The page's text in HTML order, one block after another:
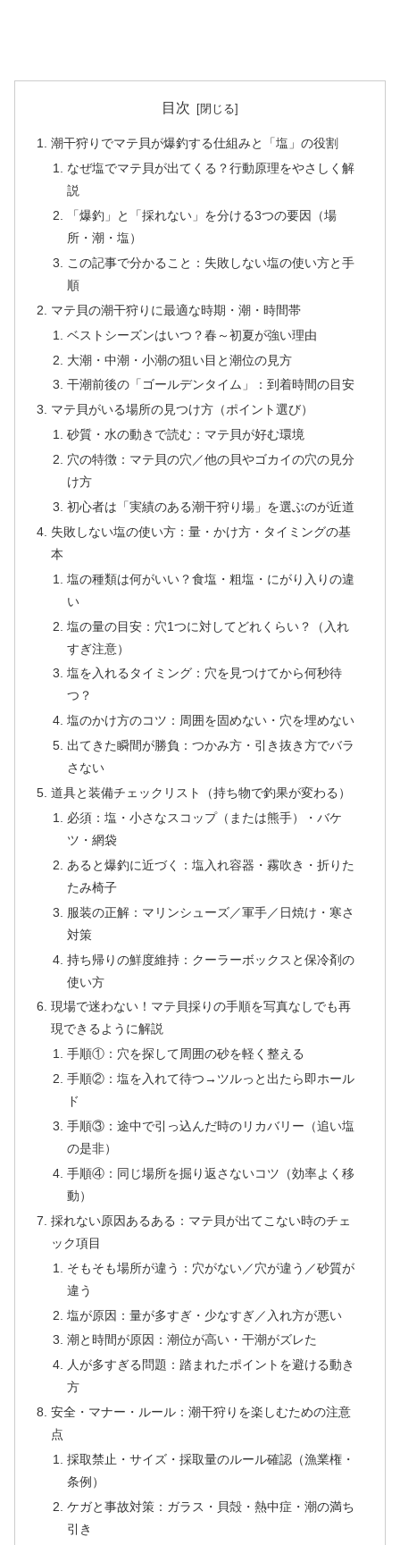
目次
潮干狩りでマテ貝が爆釣する仕組みと「塩」の役割
なぜ塩でマテ貝が出てくる？行動原理をやさしく解
説
「爆釣」と「採れない」を分ける3つの要因（場
所・潮・塩）
この記事で分かること：失敗しない塩の使い方と手
順
マテ貝の潮干狩りに最適な時期・潮・時間帯
ベストシーズンはいつ？春～初夏が強い理由
大潮・中潮・小潮の狙い目と潮位の見方
干潮前後の「ゴールデンタイム」：到着時間の目安
マテ貝がいる場所の見つけ方（ポイント選び）
砂質・水の動きで読む：マテ貝が好む環境
穴の特徴：マテ貝の穴／他の貝やゴカイの穴の見分
け方
初心者は「実績のある潮干狩り場」を選ぶのが近道
失敗しない塩の使い方：量・かけ方・タイミングの基
本
塩の種類は何がいい？食塩・粗塩・にがり入りの違
い
塩の量の目安：穴1つに対してどれくらい？（入れ
すぎ注意）
塩を入れるタイミング：穴を見つけてから何秒待
つ？
塩のかけ方のコツ：周囲を固めない・穴を埋めない
出てきた瞬間が勝負：つかみ方・引き抜き方でバラ
さない
道具と装備チェックリスト（持ち物で釣果が変わる）
必須：塩・小さなスコップ（または熊手）・バケ
ツ・網袋
あると爆釣に近づく：塩入れ容器・霧吹き・折りた
たみ椅子
服装の正解：マリンシューズ／軍手／日焼け・寒さ
対策
持ち帰りの鮮度維持：クーラーボックスと保冷剤の
使い方
現場で迷わない！マテ貝採りの手順を写真なしでも再
現できるように解説
手順①：穴を探して周囲の砂を軽く整える
手順②：塩を入れて待つ→ツルっと出たら即ホール
ド
手順③：途中で引っ込んだ時のリカバリー（追い塩
の是非）
手順④：同じ場所を掘り返さないコツ（効率よく移
動）
採れない原因あるある：マテ貝が出てこない時のチェ
ック項目
そもそも場所が違う：穴がない／穴が違う／砂質が
違う
塩が原因：量が多すぎ・少なすぎ／入れ方が悪い
潮と時間が原因：潮位が高い・干潮がズレた
人が多すぎる問題：踏まれたポイントを避ける動き
方
安全・マナー・ルール：潮干狩りを楽しむための注意
点
採取禁止・サイズ・採取量のルール確認（漁業権・
条例）
ケガと事故対策：ガラス・貝殻・熱中症・潮の満ち
引き